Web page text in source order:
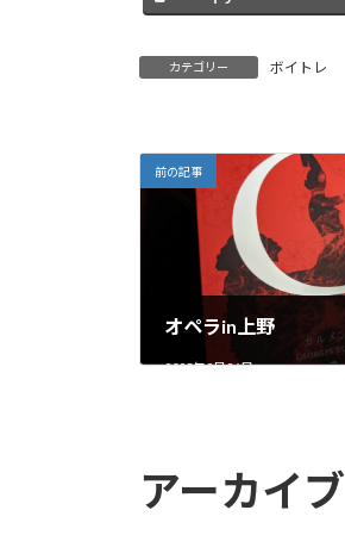
カテゴリー ボイトレ
前の記事
オペラin上野
2025年2月26日
アーカイブ